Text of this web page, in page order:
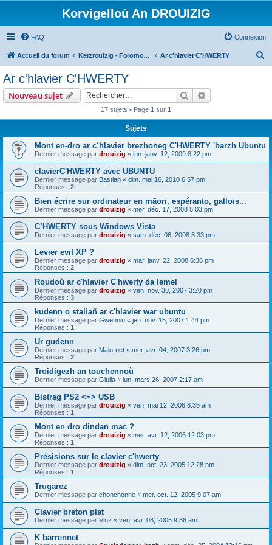
Korvigelloù An DROUIZIG
FAQ Connexion
Accueil du forum Kerzrouizig - Foromoù An Drouizig Ar c'hlavier C'HWERTY
Ar c'hlavier C'HWERTY
Nouveau sujet Rechercher
17 sujets • Page 1 sur 1
Sujets
Mont en-dro ar c´hlavier brezhoneg C'HWERTY 'barzh Ubuntu
Dernier message par drouizig « lun. janv. 12, 2009 8:22 pm
clavierC'HWERTY avec UBUNTU
Dernier message par Bastian « dim. mai 16, 2010 6:57 pm
Réponses : 2
Bien écrire sur ordinateur en māori, espéranto, gallois...
Dernier message par drouizig « mer. déc. 17, 2008 5:03 pm
C’HWERTY sous Windows Vista
Dernier message par drouizig « sam. déc. 06, 2008 3:33 pm
Levier evit XP ?
Dernier message par drouizig « mar. janv. 22, 2008 6:38 pm
Réponses : 2
Roudoù ar c'hlavier C'hwerty da lemel
Dernier message par drouizig « ven. nov. 30, 2007 3:20 pm
Réponses : 3
kudenn o staliañ ar c'hlavier war ubuntu
Dernier message par Gwennin « jeu. nov. 15, 2007 1:44 pm
Réponses : 1
Ur gudenn
Dernier message par Malo-net « mer. avr. 04, 2007 3:26 pm
Réponses : 2
Troidigezh an touchennoù
Dernier message par Giulia « lun. mars 26, 2007 2:17 am
Bistrag PS2 <=> USB
Dernier message par drouizig « ven. mai 12, 2006 8:35 am
Réponses : 1
Mont en dro dindan mac ?
Dernier message par drouizig « mer. avr. 12, 2006 12:03 pm
Réponses : 1
Présisions sur le clavier c'hwerty
Dernier message par drouizig « dim. oct. 23, 2005 12:28 pm
Réponses : 1
Trugarez
Dernier message par chonchonne « mer. oct. 12, 2005 9:07 am
Clavier breton plat
Dernier message par Vinz « ven. avr. 08, 2005 9:36 am
K barrennet